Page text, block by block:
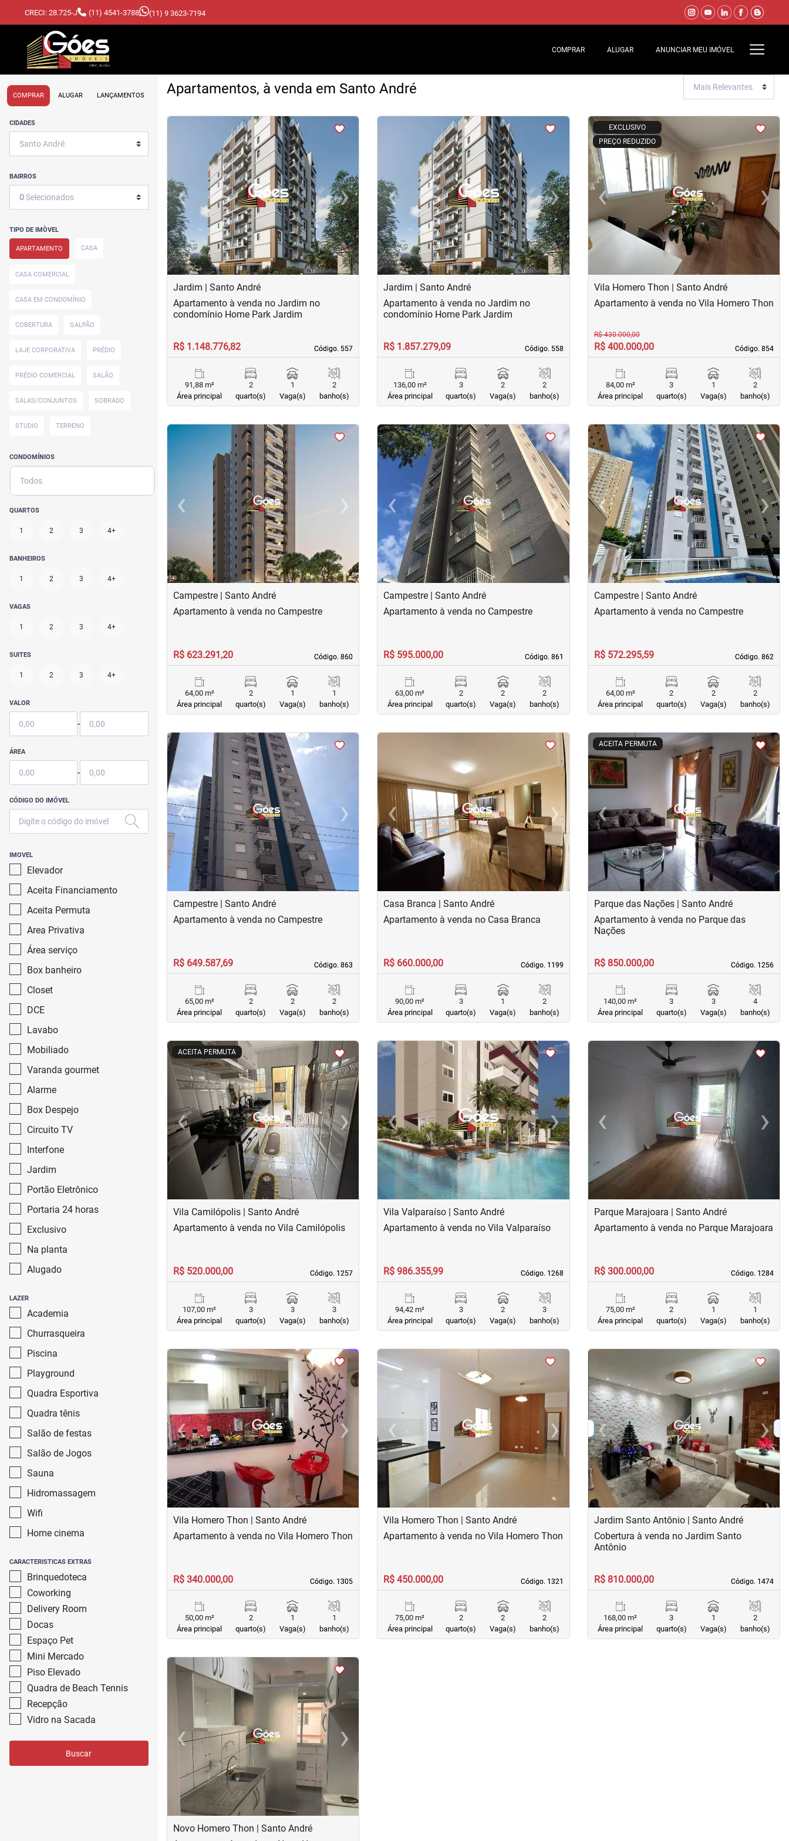
CRECI: 28.725-J (11) 4541-3788 (11) 9 3623-7194
COMPRAR ALUGAR ANUNCIAR MEU IMÓVEL
COMPRAR ALUGAR LANÇAMENTOS
CIDADES
BAIRROS
0Selecionados
TIPO DE IMÒVEL
APARTAMENTO CASA
CASA COMERCIAL
CASA EM CONDOMÍNIO
COBERTURA GALPÃO
LAJE CORPORATIVA PRÉDIO
PRÉDIO COMERCIAL SALÃO
SALAS/CONJUNTOS SOBRADO
STUDIO TERRENO
CONDOMÍNIOS
Todos
QUARTOS
1 2 3 4+
BANHEIROS
1 2 3 4+
VAGAS
1 2 3 4+
SUITES
1 2 3 4+
VALOR
-
ÁREA
-
CÓDIGO DO IMÓVEL
IMOVEL
Elevador
Aceita Financiamento
Aceita Permuta
Area Privativa
Área serviço
Box banheiro
Closet
DCE
Lavabo
Mobiliado
Varanda gourmet
Alarme
Box Despejo
Circuito TV
Interfone
Jardim
Portão Eletrônico
Portaria 24 horas
Exclusivo
Na planta
Alugado
LAZER
Academia
Churrasqueira
Piscina
Playground
Quadra Esportiva
Quadra tênis
Salão de festas
Salão de Jogos
Sauna
Hidromassagem
Wifi
Home cinema
CARACTERISTICAS EXTRAS
Brinquedoteca
Coworking
Delivery Room
Docas
Espaço Pet
Mini Mercado
Piso Elevado
Quadra de Beach Tennis
Recepção
Vidro na Sacada
Buscar
Apartamentos, à venda em Santo André
<
‹Previous ›Next
Jardim | Santo André
Código. 557
Código. 557
Apartamento à venda no Jardim no
condomínio Home Park Jardim
R$ 1.148.776,82
91,88 m²
Área principal
2
quarto(s)
1
Vaga(s)
2
banho(s)
<
‹Previous ›Next
Jardim | Santo André
Código. 558
Código. 558
Apartamento à venda no Jardim no
condomínio Home Park Jardim
R$ 1.857.279,09
136,00 m²
Área principal
3
quarto(s)
2
Vaga(s)
2
banho(s)
EXCLUSIVO
PREÇO REDUZIDO
<<<<
‹Previous ›Next
Vila Homero Thon | Santo André
Código. 854
Código. 854
Apartamento à venda no Vila Homero Thon
R$ 430.000,00
R$ 400.000,00
84,00 m²
Área principal
3
quarto(s)
1
Vaga(s)
2
banho(s)
< <<
‹Previous ›Next
Campestre | Santo André
Código. 860
Código. 860
Apartamento à venda no Campestre
R$ 623.291,20
64,00 m²
Área principal
2
quarto(s)
1
Vaga(s)
1
banho(s)
<<<<
‹Previous ›Next
Campestre | Santo André
Código. 861
Código. 861
Apartamento à venda no Campestre
R$ 595.000,00
63,00 m²
Área principal
2
quarto(s)
2
Vaga(s)
2
banho(s)
< <<<
‹Previous ›Next
Campestre | Santo André
Código. 862
Código. 862
Apartamento à venda no Campestre
R$ 572.295,59
64,00 m²
Área principal
2
quarto(s)
2
Vaga(s)
2
banho(s)
<<<
‹Previous ›Next
Campestre | Santo André
Código. 863
Código. 863
Apartamento à venda no Campestre
R$ 649.587,69
65,00 m²
Área principal
2
quarto(s)
2
Vaga(s)
2
banho(s)
<
‹Previous ›Next
Casa Branca | Santo André
Código. 1199
Código. 1199
Apartamento à venda no Casa Branca
R$ 660.000,00
90,00 m²
Área principal
3
quarto(s)
1
Vaga(s)
2
banho(s)
ACEITA PERMUTA
< <<<
‹Previous ›Next
Parque das Nações | Santo André
Código. 1256
Código. 1256
Apartamento à venda no Parque das
Nações
R$ 850.000,00
140,00 m²
Área principal
3
quarto(s)
3
Vaga(s)
4
banho(s)
ACEITA PERMUTA
< <<<
‹Previous ›Next
Vila Camilópolis | Santo André
Código. 1257
Código. 1257
Apartamento à venda no Vila Camilópolis
R$ 520.000,00
107,00 m²
Área principal
3
quarto(s)
3
Vaga(s)
3
banho(s)
<<<
‹Previous ›Next
Vila Valparaíso | Santo André
Código. 1268
Código. 1268
Apartamento à venda no Vila Valparaíso
R$ 986.355,99
94,42 m²
Área principal
3
quarto(s)
2
Vaga(s)
3
banho(s)
<
‹Previous ›Next
Parque Marajoara | Santo André
Código. 1284
Código. 1284
Apartamento à venda no Parque Marajoara
R$ 300.000,00
75,00 m²
Área principal
2
quarto(s)
1
Vaga(s)
1
banho(s)
<<<<
‹Previous ›Next
Vila Homero Thon | Santo André
Código. 1305
Código. 1305
Apartamento à venda no Vila Homero Thon
R$ 340.000,00
50,00 m²
Área principal
2
quarto(s)
1
Vaga(s)
1
banho(s)
<<
‹Previous ›Next
Vila Homero Thon | Santo André
Código. 1321
Código. 1321
Apartamento à venda no Vila Homero Thon
R$ 450.000,00
75,00 m²
Área principal
2
quarto(s)
2
Vaga(s)
2
banho(s)
<
‹Previous ›Next
Jardim Santo Antônio | Santo André
Código. 1474
Código. 1474
Cobertura à venda no Jardim Santo
Antônio
R$ 810.000,00
168,00 m²
Área principal
3
quarto(s)
1
Vaga(s)
2
banho(s)
< <<
‹
Previous ›Next
Novo Homero Thon | Santo André